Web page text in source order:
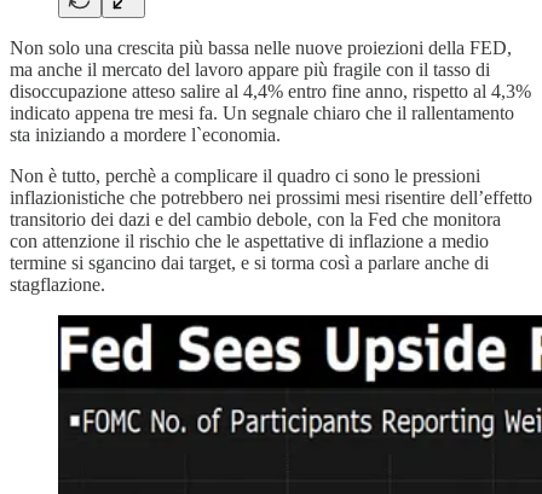
Non solo una crescita più bassa nelle nuove proiezioni della FED,
ma anche il mercato del lavoro appare più fragile con il tasso di
disoccupazione atteso salire al 4,4% entro fine anno, rispetto al 4,3%
indicato appena tre mesi fa. Un segnale chiaro che il rallentamento
sta iniziando a mordere l`economia.
Non è tutto, perchè a complicare il quadro ci sono le pressioni
inflazionistiche che potrebbero nei prossimi mesi risentire dell’effetto
transitorio dei dazi e del cambio debole, con la Fed che monitora
con attenzione il rischio che le aspettative di inflazione a medio
termine si sgancino dai target, e si torma così a parlare anche di
stagflazione.